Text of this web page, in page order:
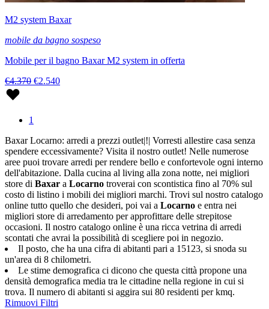
M2 system Baxar
mobile da bagno sospeso
Mobile per il bagno Baxar M2 system in offerta
€4.370 €2.540
1
Baxar Locarno: arredi a prezzi outlet|!| Vorresti allestire casa senza
spendere eccessivamente? Visita il nostro outlet! Nelle numerose
aree puoi trovare arredi per rendere bello e confortevole ogni interno
dell'abitazione. Dalla cucina al living alla zona notte, nei migliori
store di Baxar a Locarno troverai con scontistica fino al 70% sul
costo di listino i mobili dei migliori marchi. Trovi sul nostro catalogo
online tutto quello che desideri, poi vai a Locarno e entra nei
migliori store di arredamento per approfittare delle strepitose
occasioni. Il nostro catalogo online è una ricca vetrina di arredi
scontati che avrai la possibilità di scegliere poi in negozio.
Il posto, che ha una cifra di abitanti pari a 15123, si snoda su
un'area di 8 chilometri.
Le stime demografica ci dicono che questa città propone una
densità demografica media tra le cittadine nella regione in cui si
trova. Il numero di abitanti si aggira sui 80 residenti per kmq.
Rimuovi Filtri